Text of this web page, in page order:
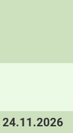
24.11.2026